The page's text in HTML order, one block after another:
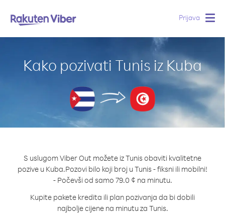
Prijava
Kako pozivati Tunis iz Kuba
S uslugom Viber Out možete iz Tunis obaviti kvalitetne
pozive u Kuba.Pozovi bilo koji broj u Tunis - fiksni ili mobilni!
- Počevši od samo 79.0 ¢ na minutu.
Kupite pakete kredita ili plan pozivanja da bi dobili
najbolje cijene na minutu za Tunis.